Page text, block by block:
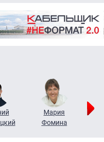
Мария
Фомина